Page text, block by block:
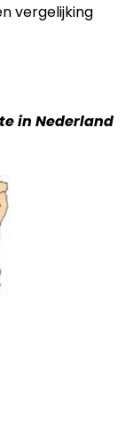
vergelijking
in Nederland